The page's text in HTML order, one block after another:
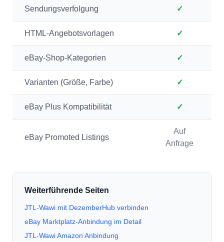
Sendungsverfolgung ✓
HTML-Angebotsvorlagen ✓
eBay-Shop-Kategorien ✓
Varianten (Größe, Farbe) ✓
eBay Plus Kompatibilität ✓
eBay Promoted Listings
Auf
Anfrage
Weiterführende Seiten
JTL-Wawi mit DezemberHub verbinden
eBay Marktplatz-Anbindung im Detail
JTL-Wawi Amazon Anbindung